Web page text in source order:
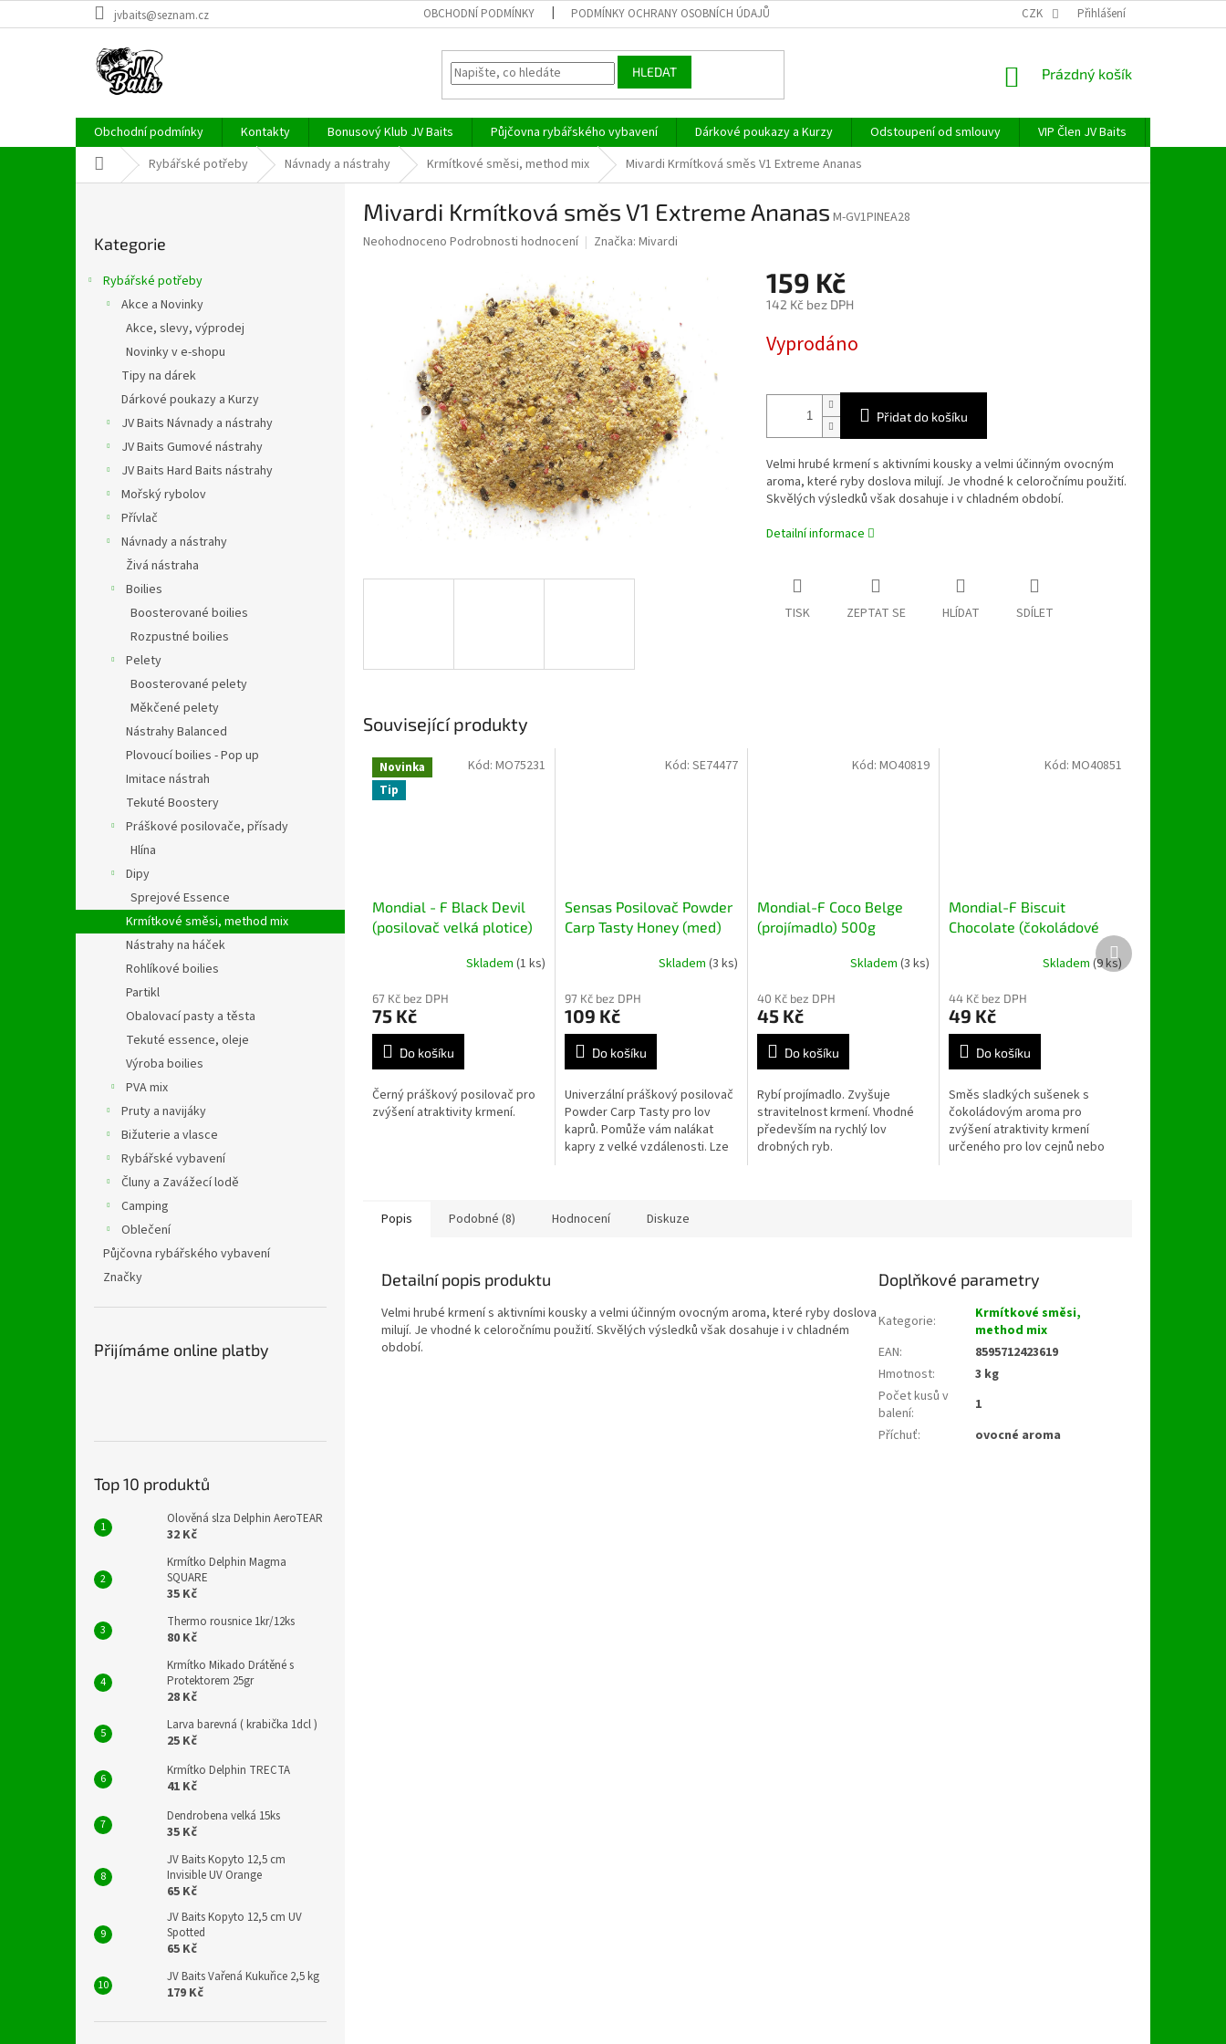
na
jvbaits@seznam.cz OBCHODNÍ PODMÍNKY PODMÍNKY OCHRANY OSOBNÍCH ÚDAJŮ CZK Přihlášení
HLEDAT
NÁKUPNÍ
Prázdný košík
Obchodní podmínky Kontakty Bonusový Klub JV Baits Půjčovna rybářského vybavení Dárkové poukazy a Kurzy Odstoupení od smlouvy VIP Člen JV Baits
Domů Rybářské potřeby Návnady a nástrahy Krmítkové směsi, method mix Mivardi Krmítková směs V1 Extreme Ananas
kategorie
Kategorie
Rybářské potřeby
Akce a Novinky
Akce, slevy, výprodej
Novinky v e-shopu
Tipy na dárek
Dárkové poukazy a Kurzy
JV Baits Návnady a nástrahy
JV Baits Gumové nástrahy
JV Baits Hard Baits nástrahy
Mořský rybolov
Přívlač
Návnady a nástrahy
Živá nástraha
Boilies
Boosterované boilies
Rozpustné boilies
Pelety
Boosterované pelety
Měkčené pelety
Nástrahy Balanced
Plovoucí boilies - Pop up
Imitace nástrah
Tekuté Boostery
Práškové posilovače, přísady
Hlína
Dipy
Sprejové Essence
Krmítkové směsi, method mix
Nástrahy na háček
Rohlíkové boilies
Partikl
Obalovací pasty a těsta
Tekuté essence, oleje
Výroba boilies
PVA mix
Pruty a navijáky
Bižuterie a vlasce
Rybářské vybavení
Čluny a Zavážecí lodě
Camping
Oblečení
Půjčovna rybářského vybavení
Značky
Přijímáme online platby
Top 10 produktů
Olověná slza Delphin AeroTEAR
32 Kč
Krmítko Delphin Magma
SQUARE
35 Kč
Thermo rousnice 1kr/12ks
80 Kč
Krmítko Mikado Drátěné s
Protektorem 25gr
28 Kč
Larva barevná ( krabička 1dcl )
25 Kč
Krmítko Delphin TRECTA
41 Kč
Dendrobena velká 15ks
35 Kč
JV Baits Kopyto 12,5 cm
Invisible UV Orange
65 Kč
JV Baits Kopyto 12,5 cm UV
Spotted
65 Kč
JV Baits Vařená Kukuřice 2,5 kg
179 Kč
Mivardi Krmítková směs V1 Extreme Ananas M-GV1PINEA28
Průměrné
hvězdiček.
Neohodnoceno Podrobnosti hodnocení Značka: Mivardi
159 Kč
142 Kč bez DPH
cena:
Vyprodáno
Přidat do košíku
Velmi hrubé krmení s aktivními kousky a velmi účinným ovocným
aroma, které ryby doslova milují. Je vhodné k celoročnímu použití.
Skvělých výsledků však dosahuje i v chladném období.
Detailní informace
TISK ZEPTAT SE HLÍDAT SDÍLET
Související produkty
Novinka
Tip
Mondial - F Black Devil
(posilovač velká plotice)
Skladem (1 ks)
67 Kč bez DPH
75 Kč
Do košíku
Černý práškový posilovač pro
zvýšení atraktivity krmení.
Kód: MO75231
Sensas Posilovač Powder
Carp Tasty Honey (med)
Skladem (3 ks)
97 Kč bez DPH
109 Kč
Do košíku
Univerzální práškový posilovač
Powder Carp Tasty pro lov
kaprů. Pomůže vám nalákat
kapry z velké vzdálenosti. Lze
Kód: SE74477
Mondial-F Coco Belge
(projímadlo) 500g
Skladem(3 ks)
40 Kč bez DPH
45 Kč
Do košíku
Rybí projímadlo. Zvyšuje
stravitelnost krmení. Vhodné
především na rychlý lov
drobných ryb.
Kód:MO40819
Mondial-F Biscuit
Chocolate (čokoládové
Skladem (9 ks)
44 Kč bez DPH
49 Kč
Do košíku
Směs sladkých sušenek s
čokoládovým aroma pro
zvýšení atraktivity krmení
určeného pro lov cejnů nebo
Kód: MO40851
Další
produkt
Popis Podobné (8) Hodnocení Diskuze
Detailní popis produktu
Velmi hrubé krmení s aktivními kousky a velmi účinným ovocným aroma, které ryby doslova
milují. Je vhodné k celoročnímu použití. Skvělých výsledků však dosahuje i v chladném
období.
Doplňkové parametry
Kategorie:
Krmítkové směsi,
method mix
EAN:
8595712423619
Hmotnost:
3 kg
Počet kusů v
balení:
1
Příchuť: ovocné aroma